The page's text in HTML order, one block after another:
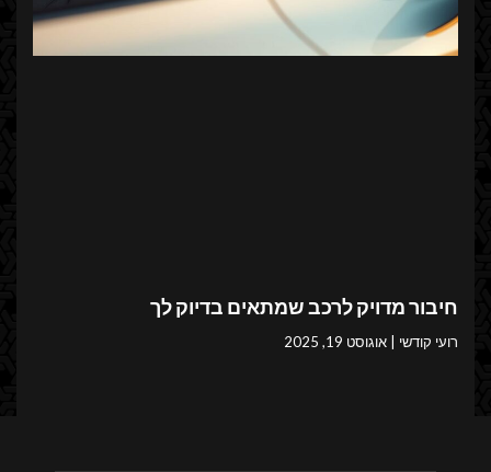
חיבור מדויק לרכב שמתאים בדיוק לך
רועי קודשי אוגוסט 19, 2025